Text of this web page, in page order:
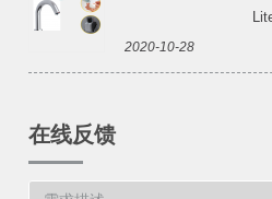
2020-10-28
在线反馈